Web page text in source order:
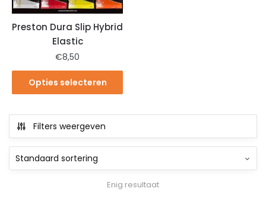
Preston Dura Slip Hybrid
Elastic
€8,50
Opties selecteren
Filters weergeven
Enig resultaat